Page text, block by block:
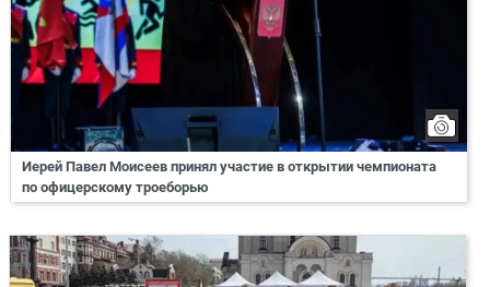
Иерей Павел Моисеев принял участие в открытии чемпионата
по офицерскому троеборью